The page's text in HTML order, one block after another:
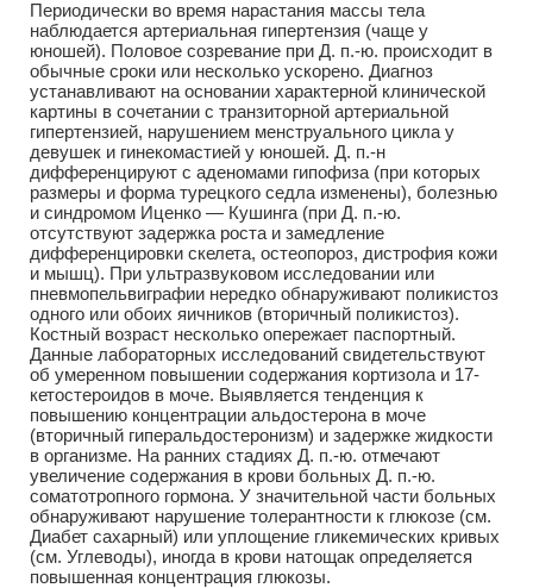
Периодически во время нарастания массы тела
наблюдается артериальная гипертензия (чаще у
юношей). Половое созревание при Д. п.-ю. происходит в
обычные сроки или несколько ускорено. Диагноз
устанавливают на основании характерной клинической
картины в сочетании с транзиторной артериальной
гипертензией, нарушением менструального цикла у
девушек и гинекомастией у юношей. Д. п.-н
дифференцируют с аденомами гипофиза (при которых
размеры и форма турецкого седла изменены), болезнью
и синдромом Иценко — Кушинга (при Д. п.-ю.
отсутствуют задержка роста и замедление
дифференцировки скелета, остеопороз, дистрофия кожи
и мышц). При ультразвуковом исследовании или
пневмопельвиграфии нередко обнаруживают поликистоз
одного или обоих яичников (вторичный поликистоз).
Костный возраст несколько опережает паспортный.
Данные лабораторных исследований свидетельствуют
об умеренном повышении содержания кортизола и 17-
кетостероидов в моче. Выявляется тенденция к
повышению концентрации альдостерона в моче
(вторичный гиперальдостеронизм) и задержке жидкости
в организме. На ранних стадиях Д. п.-ю. отмечают
увеличение содержания в крови больных Д. п.-ю.
соматотропного гормона. У значительной части больных
обнаруживают нарушение толерантности к глюкозе (см.
Диабет сахарный) или уплощение гликемических кривых
(см. Углеводы), иногда в крови натощак определяется
повышенная концентрация глюкозы.